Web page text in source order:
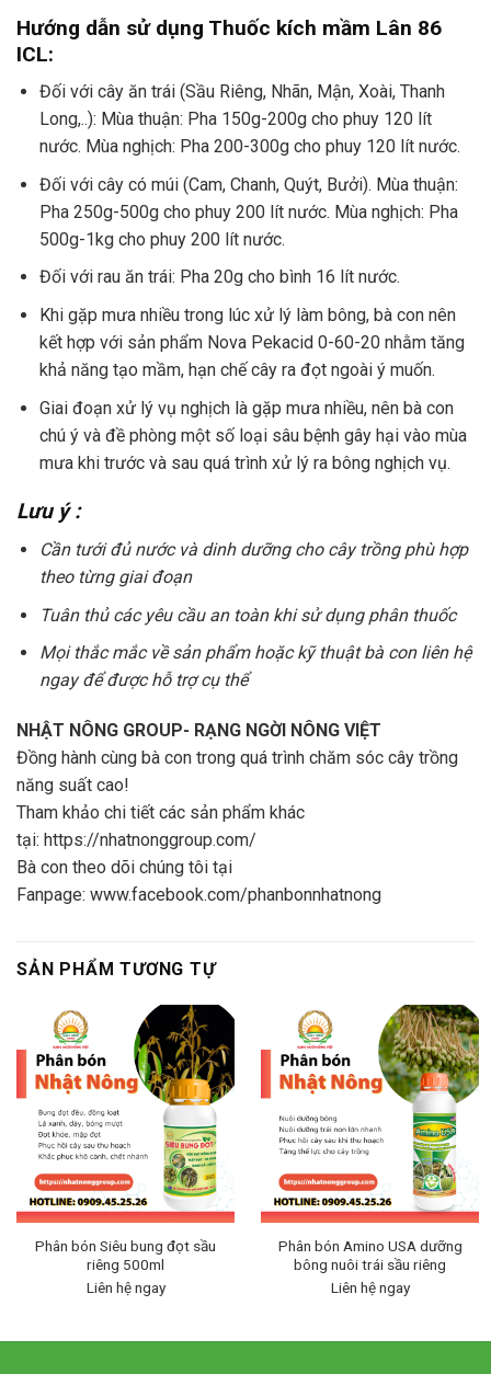
Hướng dẫn sử dụng Thuốc kích mầm Lân 86
ICL:
Đối với cây ăn trái (Sầu Riêng, Nhãn, Mận, Xoài, Thanh
Long,..): Mùa thuận: Pha 150g-200g cho phuy 120 lít
nước. Mùa nghịch: Pha 200-300g cho phuy 120 lít nước.
Đối với cây có múi (Cam, Chanh, Quýt, Bưởi). Mùa thuận:
Pha 250g-500g cho phuy 200 lít nước. Mùa nghịch: Pha
500g-1kg cho phuy 200 lít nước.
Đối với rau ăn trái: Pha 20g cho bình 16 lít nước.
Khi gặp mưa nhiều trong lúc xử lý làm bông, bà con nên
kết hợp với sản phẩm Nova Pekacid 0-60-20nhằm tăng
khả năng tạo mầm, hạn chế cây ra đọt ngoài ý muốn.
Giai đoạn xử lý vụ nghịch là gặp mưa nhiều, nên bà con
chú ý và đề phòng một số loại sâu bệnh gây hại vào mùa
mưa khi trước và sau quá trình xử lý ra bông nghịch vụ.
Lưu ý :
Cần tưới đủ nước và dinh dưỡng cho cây trồng phù hợp
theo từng giai đoạn
Tuân thủ các yêu cầu an toàn khi sử dụng phân thuốc
Mọi thắc mắc về sản phẩm hoặc kỹ thuật bà con liên hệ
ngay để được hỗ trợ cụ thể
NHẬT NÔNG GROUP- RẠNG NGỜI NÔNG VIỆT
Đồng hành cùng bà con trong quá trình chăm sóc cây trồng
năng suất cao!
Tham khảo chi tiết các sản phẩm khác
tại: https://nhatnonggroup.com/
Bà con theo dõi chúng tôi tại
Fanpage: www.facebook.com/phanbonnhatnong
SẢN PHẨM TƯƠNG TỰ
Phân bón Siêu bung đọt sầu
riêng 500ml
Liên hệ ngay
Phân bón Amino USA dưỡng
bông nuôi trái sầu riêng
Liên hệ ngay